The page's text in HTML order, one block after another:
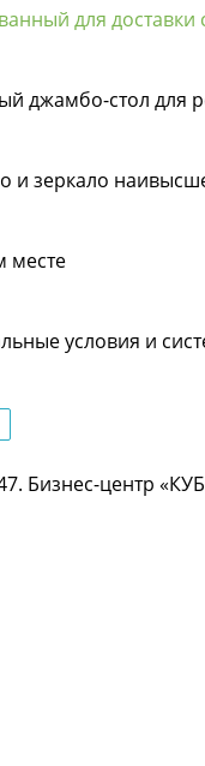
для доставки
джамбо-стол для
и зеркало
месте
условия и
Бизнес-центр